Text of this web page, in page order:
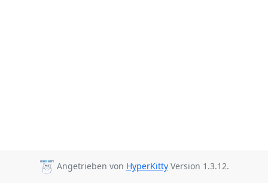
Angetrieben von HyperKittyVersion 1.3.12.